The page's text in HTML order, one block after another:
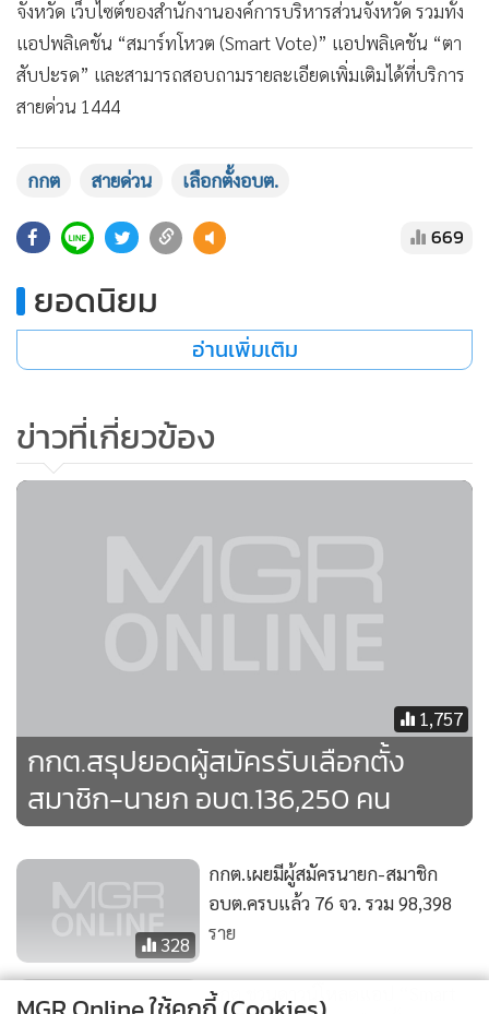
จังหวัด เว็บไซต์ของสำนักงานองค์การบริหารส่วนจังหวัด รวมทั้ง
แอปพลิเคชัน “สมาร์ทโหวต (Smart Vote)” แอปพลิเคชัน “ตา
สับปะรด” และสามารถสอบถามรายละเอียดเพิ่มเติมได้ที่บริการ
สายด่วน 1444
กกต สายด่วน เลือกตั้งอบต.
669
ยอดนิยม
อ่านเพิ่มเติม
ข่าวที่เกี่ยวข้อง
1,757
กกต.สรุปยอดผู้สมัครรับเลือกตั้ง
สมาชิก-นายก อบต.136,250 คน
328
กกต.เผยมีผู้สมัครนายก-สมาชิก
อบต.ครบแล้ว 76 จว. รวม 98,398
ราย
กกต.ชวนดาวน์โหลดแอป “Smart